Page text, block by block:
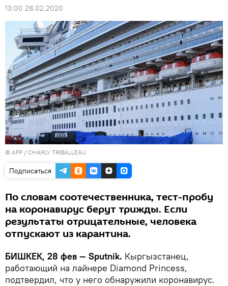
13:00 28.02.2020
© AFP / CHARLY TRIBALLEAU
Подписаться
По словам соотечественника, тест-пробу
на коронавирус берут трижды. Если
результаты отрицательные, человека
отпускают из карантина.
БИШКЕК, 28 фев — Sputnik. Кыргызстанец,
работающий на лайнере Diamond Princess,
подтвердил, что у него обнаружили коронавирус.